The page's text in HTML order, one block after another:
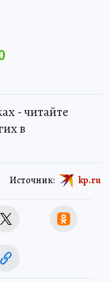
- читайте
в
Источник: kp.ru